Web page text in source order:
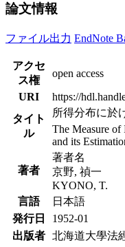
論文情報
ファイル出力 EndNote
アクセ
ス権
open access
URI
https://
タイト
ル
所得分布に於
The Measure
and its
著者
著者名
京野, 禎一
KYONO, T.
言語
日本語
発行日
1952-01
出版者
北海道大學法